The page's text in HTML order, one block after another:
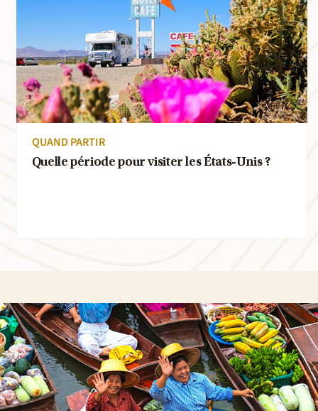
QUAND PARTIR
Quelle période pour visiter les États-Unis ?